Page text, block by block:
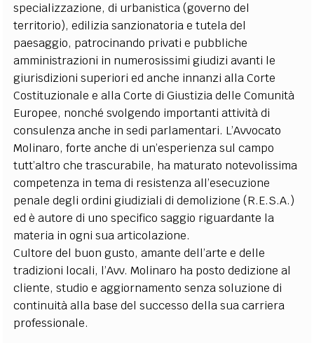
specializzazione, di urbanistica (governo del
territorio), edilizia sanzionatoria e tutela del
paesaggio, patrocinando privati e pubbliche
amministrazioni in numerosissimi giudizi avanti le
giurisdizioni superiori ed anche innanzi alla Corte
Costituzionale e alla Corte di Giustizia delle Comunità
Europee, nonché svolgendo importanti attività di
consulenza anche in sedi parlamentari. L’Avvocato
Molinaro, forte anche di un’esperienza sul campo
tutt’altro che trascurabile, ha maturato notevolissima
competenza in tema di resistenza all’esecuzione
penale degli ordini giudiziali di demolizione (R.E.S.A.)
ed è autore di uno specifico saggio riguardante la
materia in ogni sua articolazione.
Cultore del buon gusto, amante dell’arte e delle
tradizioni locali, l’Avv. Molinaro ha posto dedizione al
cliente, studio e aggiornamento senza soluzione di
continuità alla base del successo della sua carriera
professionale.